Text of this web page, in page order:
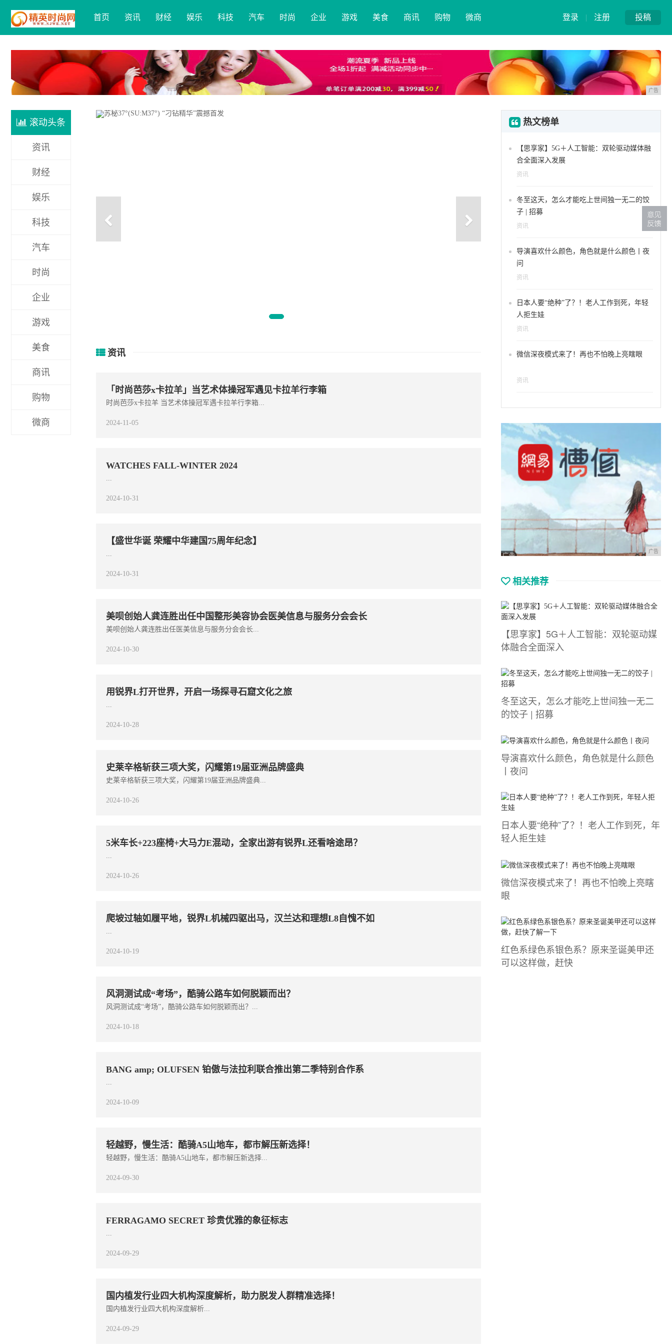
投稿
登录 | 注册
首页 资讯 财经 娱乐 科技 汽车 时尚 企业 游戏 美食 商讯 购物 微商
广告
滚动头条
资讯
财经
娱乐
科技
汽车
时尚
企业
游戏
美食
商讯
购物
微商
苏秘37°(SU:M37°) “ 红色系绿色系银色系？原来圣诞美甲
资讯
「时尚芭莎x卡拉羊」当艺术体操冠军遇见卡拉羊行李箱
时尚芭莎x卡拉羊 当艺术体操冠军遇卡拉羊行李箱...
2024-11-05
WATCHES FALL-WINTER 2024
...
2024-10-31
【盛世华诞 荣耀中华建国75周年纪念】
...
2024-10-31
美呗创始人龚连胜出任中国整形美容协会医美信息与服务分会会长
美呗创始人龚连胜出任医美信息与服务分会会长...
2024-10-30
用锐界L打开世界，开启一场探寻石窟文化之旅
...
2024-10-28
史莱辛格斩获三项大奖，闪耀第19届亚洲品牌盛典
史莱辛格斩获三项大奖，闪耀第19届亚洲品牌盛典...
2024-10-26
5米车长+223座椅+大马力E混动，全家出游有锐界L还看啥途昂？
...
2024-10-26
爬坡过轴如履平地，锐界L机械四驱出马，汉兰达和理想L8自愧不如
...
2024-10-19
风洞测试成“考场”，酷骑公路车如何脱颖而出？
风洞测试成“考场”，酷骑公路车如何脱颖而出？...
2024-10-18
BANG amp; OLUFSEN 铂傲与法拉利联合推出第二季特别合作系
...
2024-10-09
轻越野，慢生活：酷骑A5山地车，都市解压新选择！
轻越野，慢生活：酷骑A5山地车，都市解压新选择...
2024-09-30
FERRAGAMO SECRET 珍贵优雅的象征标志
...
2024-09-29
国内植发行业四大机构深度解析，助力脱发人群精准选择！
国内植发行业四大机构深度解析...
2024-09-29
热文榜单
【思享家】5G＋人工智能：双轮驱动媒体融
合全面深入发展
资讯
冬至这天，怎么才能吃上世间独一无二的饺
子 | 招募
资讯
导演喜欢什么颜色，角色就是什么颜色丨夜
问
资讯
日本人要“绝种”了？！老人工作到死，年轻
人拒生娃
资讯
微信深夜模式来了！再也不怕晚上亮瞎眼
资讯
广告
相关推荐
【思享家】5G＋人工智能：双轮驱动媒
体融合全面深入
冬至这天，怎么才能吃上世间独一无二
的饺子 | 招募
导演喜欢什么颜色，角色就是什么颜色
丨夜问
日本人要“绝种”了？！老人工作到死，年
轻人拒生娃
微信深夜模式来了！再也不怕晚上亮瞎
眼
红色系绿色系银色系？原来圣诞美甲还
可以这样做，赶快